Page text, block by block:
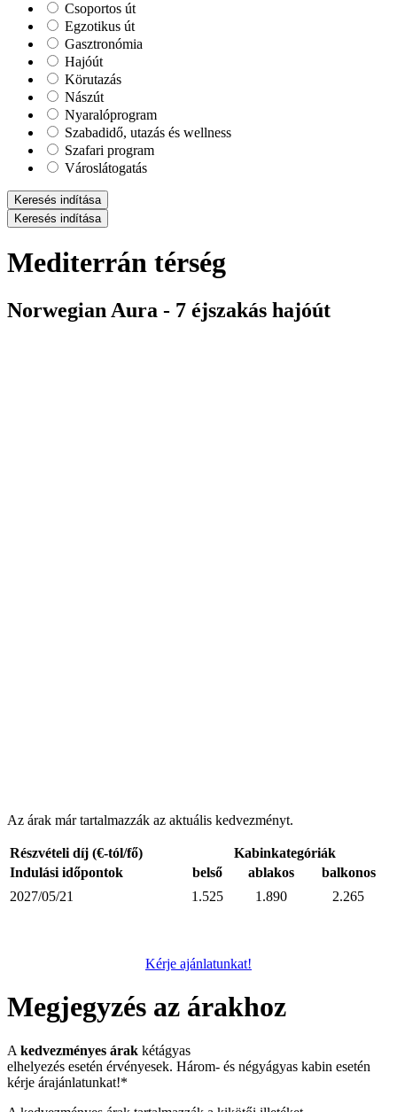
Csoportos út
Egzotikus út
Gasztronómia
Hajóút
Körutazás
Nászút
Nyaralóprogram
Szabadidő, utazás és wellness
Szafari program
Városlátogatás
Keresés indítása
Keresés indítása
Mediterrán térség
Norwegian Aura - 7 éjszakás hajóút
Az árak már tartalmazzák az aktuális kedvezményt.
Részvételi díj (€-tól/fő)
Kabinkategóriák
Indulási időpontok
belső ablakos
balkonos
2027/05/21
1.525 1.890 2.265
Kérje ajánlatunkat!
Megjegyzés az árakhoz
A kedvezményes árak kétágyas
elhelyezés esetén érvényesek. Három- és négyágyas kabin esetén
kérje árajánlatunkat!*